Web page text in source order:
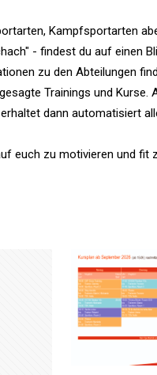
Kampfsportarten
- findest du auf einen
zu den Abteilungen
Trainings und
dann automatisiert
euch zu motivieren und fit